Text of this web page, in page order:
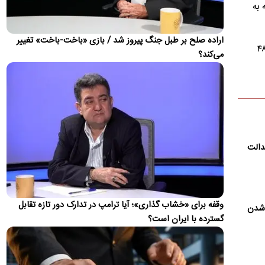
قیمت شد که به
و ۴۰۵ تومان معامله شد که نسبت به دوشنبه در اسکناس ۵۰ تومان و در حواله ۴۸
عدالت
شدن
از ادعای کذب تا دعوت به سرنگونی دولت/ واکنش‌ها
به اظهارات باقر خرازی‌
خامنه‌ای رابطه نزدیک داشته و دولت پزشکیان «سال چهارم را
تا کی می‌خواهی در خیابان بدوی، آقای رضاییان؟
رامین رضاییان، دفاع راست تیم ملی پس از یک‌فصل و نیم حضور
در استقلال و پیش از پایان قراردادش از این تیم جدا شد. چرخه‌ای…
حمله حسین شریعتمداری به پیمان سه‌گانه پاکستان،
عربستان و ترکیه
حسین شریعتمداری اعلام کرد: دیروز آقایان شهباز شریف و اردوغان
به‌اتفاق بن‌سلمان یک پیمان نظامی سه‌جانبه امضاء کرده‌اند.…
ادعای آکسیوس: توافق ایران و آمریکا در انتظار تأیید
شورای عالی امنیت ملی است
خبرنگار آکسیوس مدعی شد مذاکره‌کنندگان ایرانی در انتظار تأیید
نهایی از سوی شورای عالی امنیت ملی هستند.
اراده صلح بر طبل جنگ پیروز شد / بازی «باخت-باخت» تغییر
می‌کند؟
وقفه برای «خشاب گذاری»؛ آیا ترامپ در تدارک دور تازه تقابل
گسترده با ایران است؟